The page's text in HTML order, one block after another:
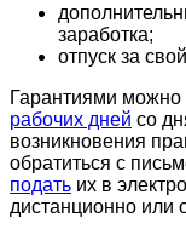
заработка;
отпуск за
Гарантиями можно
рабочих дней со
возникновения
обратиться с
подать их в
дистанционно или